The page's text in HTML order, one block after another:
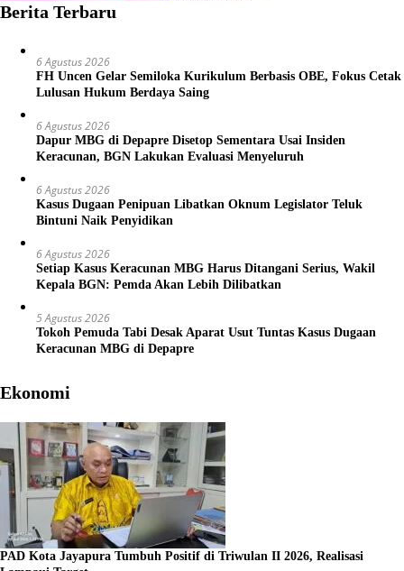
Berita Terbaru
6 Agustus 2026
FH Uncen Gelar Semiloka Kurikulum Berbasis OBE, Fokus Cetak
Lulusan Hukum Berdaya Saing
6 Agustus 2026
Dapur MBG di Depapre Disetop Sementara Usai Insiden
Keracunan, BGN Lakukan Evaluasi Menyeluruh
6 Agustus 2026
Kasus Dugaan Penipuan Libatkan Oknum Legislator Teluk
Bintuni Naik Penyidikan
6 Agustus 2026
Setiap Kasus Keracunan MBG Harus Ditangani Serius, Wakil
Kepala BGN: Pemda Akan Lebih Dilibatkan
5 Agustus 2026
Tokoh Pemuda Tabi Desak Aparat Usut Tuntas Kasus Dugaan
Keracunan MBG di Depapre
Ekonomi
PAD Kota Jayapura Tumbuh Positif di Triwulan II 2026, Realisasi